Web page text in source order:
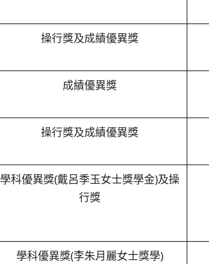
操行獎及成績優異獎
成績優異獎
操行獎及成績優異獎
學科優異獎(戴呂季玉女士獎學金)及操
行獎
學科優異獎(李朱月麗女士獎學)